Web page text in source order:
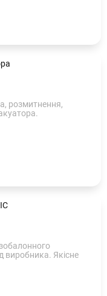
розмитнення,
виробника. Якісне